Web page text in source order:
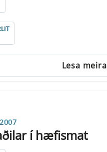
Lesa meira
í hæfismat